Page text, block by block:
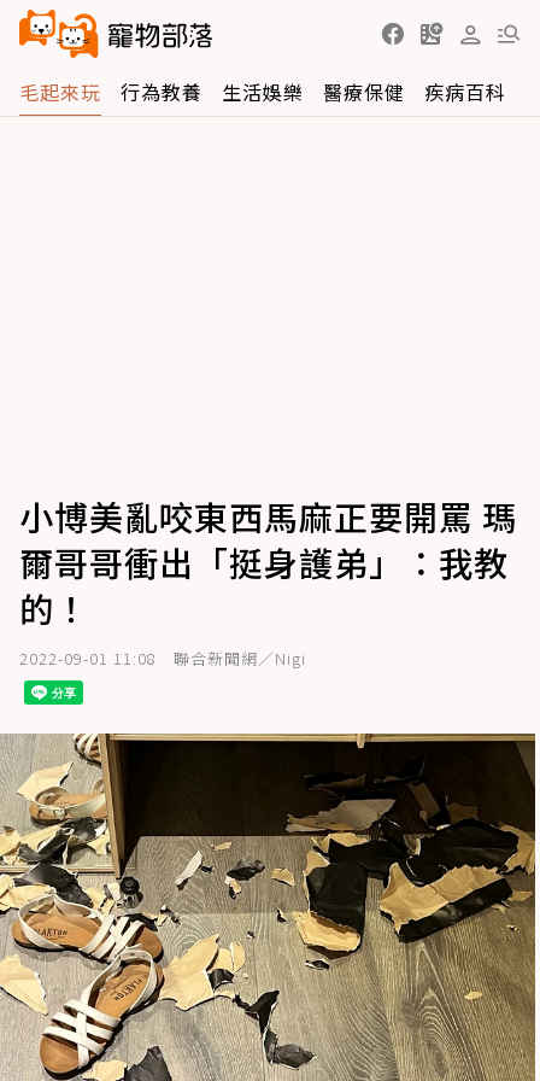
毛起來玩 行為教養 生活娛樂 醫療保健 疾病百科
小博美亂咬東西馬麻正要開罵 瑪
爾哥哥衝出「挺身護弟」：我教
的！
2022-09-01 11:08 聯合新聞網／Nigi